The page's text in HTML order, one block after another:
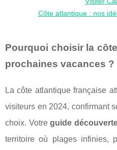
Côte atlantique : nos
Pourquoi choisir la
prochaines vacances ?
La côte atlantique française
visiteurs en 2024, confirmant
choix. Votreguide
territoire où plages infinies,